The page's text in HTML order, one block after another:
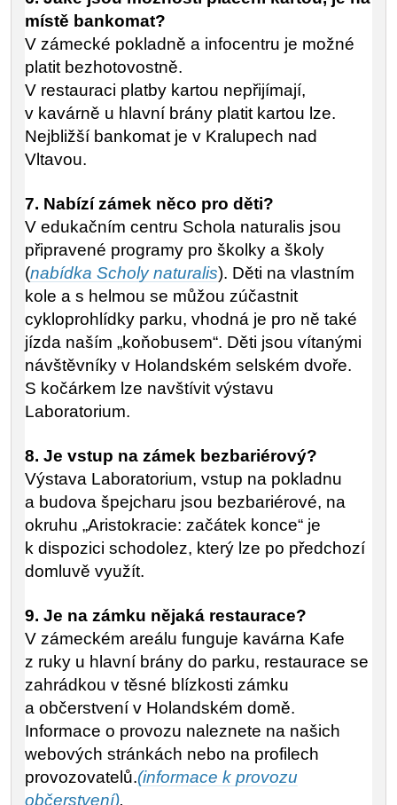
místě bankomat?
V zámecké pokladně a infocentru je možné
platit bezhotovostně.
V restauraci platby kartou nepřijímají,
v kavárně u hlavní brány platit kartou lze.
Nejbližší bankomat je v Kralupech nad
Vltavou.
7. Nabízí zámek něco pro děti?
V edukačním centru Schola naturalis jsou
připravené programy pro školky a školy
(nabídka Scholy naturalis). Děti na vlastním
kole a s helmou se můžou zúčastnit
cykloprohlídky parku, vhodná je pro ně také
jízda naším „koňobusem“. Děti jsou vítanými
návštěvníky v Holandském selském dvoře.
S kočárkem lze navštívit výstavu
Laboratorium.
8. Je vstup na zámek bezbariérový?
Výstava Laboratorium, vstup na pokladnu
a budova špejcharu jsou bezbariérové, na
okruhu „Aristokracie: začátek konce“ je
k dispozici schodolez, který lze po předchozí
domluvě využít.
9. Je na zámku nějaká restaurace?
V zámeckém areálu funguje kavárna Kafe
z ruky u hlavní brány do parku, restaurace se
zahrádkou v těsné blízkosti zámku
a občerstvení v Holandském domě.
Informace o provozu naleznete na našich
webových stránkách nebo na profilech
provozovatelů.(informace k provozu
občerstvení).